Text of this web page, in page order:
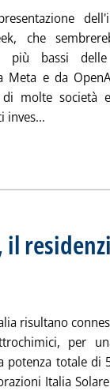
che
più bassi
Meta e da
molte società
inves... Leggi
risultano
per
totale di
Italia